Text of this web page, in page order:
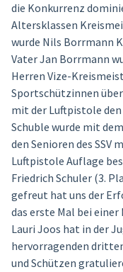
die Konkurrenz
Altersklassen
wurde Nils Borrmann
Vater Jan Borrmann
Herren Vize-
Sportschützinnen
mit der Luftpistole
Schuble wurde mit
den Senioren des SSV
Luftpistole Auflage
Friedrich Schuler (3.
gefreut hat uns der
das erste Mal bei
Lauri Joos hat in der
hervorragenden
und Schützen